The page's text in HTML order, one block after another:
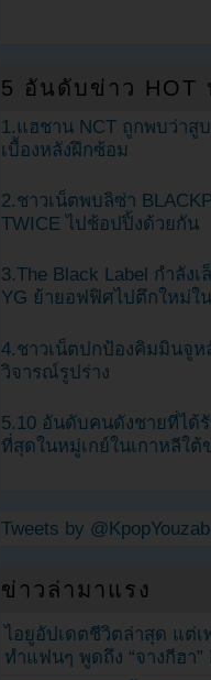
5 อันดับข่าว HOT
1.แฮชาน NCT ถูกพบว่าสู
เบื้องหลังฝึกซ้อม
2.ชาวเน็ตพบลิซ่า
TWICE ไปช้อปปิ้งด้วยกัน
3.The Black Label กำลัง
YG ย้ายอฟฟิศไปตึกใหม่ใ
4.ชาวเน็ตปกป้องคิมมินจูห
วิจารณ์รูปร่าง
5.10 อันดับคนดังชายที่ได้
ที่สุดในหมู่เกย์ในเกาหลีใต้
Tweets by @KpopYouzab
ข่าวล่ามาแรง
ไอยูอัปเดตชีวิตล่าสุด แต่
ทำแฟนๆ พูดถึง “จางกีฮา”